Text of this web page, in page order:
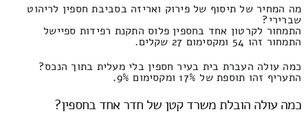
מה המחיר של תיסוף של פירוק ואריזה בסביבת חספין לריהוט
שברירי?
התמחור לקרטון אחד בחספין פלוס התקנת רפידות ספיישל
התמחור זהו 54 ומקסימום 27 שקלים.
כמה עולה העברת בית בעיר חספין בלי מעלית בתוך הנכס?
התעריף זהו תוספת של 17% ומקסימום 9%.
כמה עולה הובלת משרד קטן של חדר אחד בחספין?